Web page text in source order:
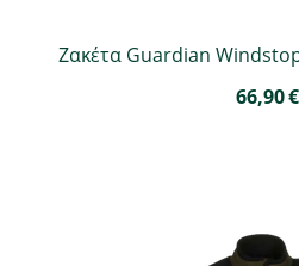
Ζακέτα Guardian
66,90€